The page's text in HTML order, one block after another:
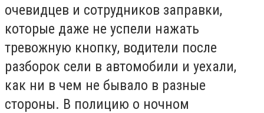
очевидцев и сотрудников заправки,
которые даже не успели нажать
тревожную кнопку, водители после
разборок сели в автомобили и уехали,
как ни в чем не бывало в разные
стороны. В полицию о ночном